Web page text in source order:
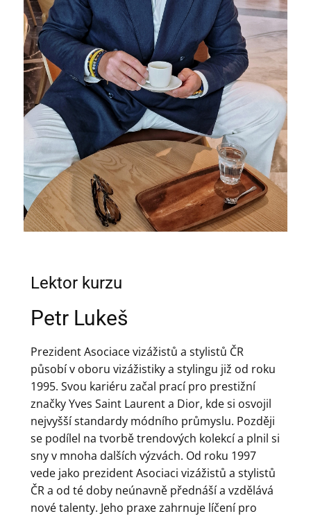
Lektor kurzu
Petr Lukeš
Prezident Asociace vizážistů a stylistů ČR
působí v oboru vizážistiky a stylingu již od roku
1995. Svou kariéru začal prací pro prestižní
značky Yves Saint Laurent a Dior, kde si osvojil
nejvyšší standardy módního průmyslu. Později
se podílel na tvorbě trendových kolekcí a plnil si
sny v mnoha dalších výzvách. Od roku 1997
vede jako prezident Asociaci vizážistů a stylistů
ČR a od té doby neúnavně přednáší a vzdělává
nové talenty. Jeho praxe zahrnuje líčení pro